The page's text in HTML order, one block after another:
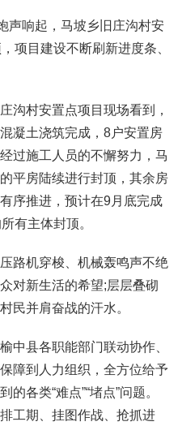
响起，马坡乡旧庄沟村安
项目建设不断刷新进度条、
村安置点项目现场看到，
凝土浇筑完成，8户安置房
过施工人员的不懈努力，马
平房陆续进行封顶，其余房
序推进，预计在9月底完成
有主体封顶。
机穿梭、机械轰鸣声不绝
对新生活的希望;层层叠砌
民并肩奋战的汗水。
县各职能部门联动协作、
障到人力组织，全方位给予
各类“难点”“堵点”问题。
工期、挂图作战、抢抓进